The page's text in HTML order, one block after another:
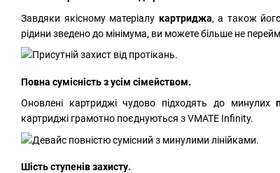
Завдяки якісному матеріалу картриджа, а також його
рідини зведено до мінімума, ви можете більше не
Повна сумісність з усім сімейством.
Оновлені картриджі чудово підходять до минулих
картриджі грамотно поєднуються з VMATE Infinity.
Шість ступенів захисту.